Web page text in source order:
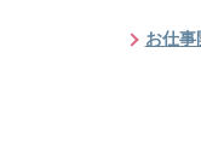
お仕事